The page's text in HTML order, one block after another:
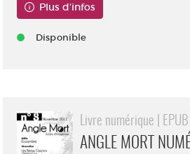
Plus d'infos
Disponible
Livre numérique | EPUB
ANGLE MORT